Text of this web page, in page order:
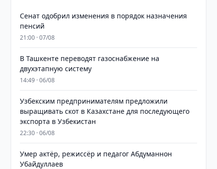
Сенат одобрил изменения в порядок назначения
пенсий
21:00 · 07/08
В Ташкенте переводят газоснабжение на
двухэтапную систему
14:49 · 06/08
Узбекским предпринимателям предложили
выращивать скот в Казахстане для последующего
экспорта в Узбекистан
22:30 · 06/08
Умер актёр, режиссёр и педагог Абдуманнон
Убайдуллаев